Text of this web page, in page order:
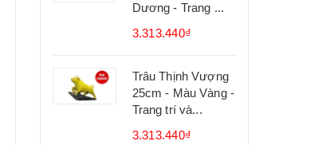
Dương - Trang ...
3.313.440₫
Trâu Thịnh Vượng
25cm - Màu Vàng -
Trang trí và...
3.313.440₫